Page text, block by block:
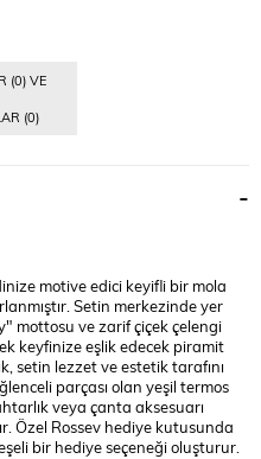
(0) VE
(0)
motive edici keyifli bir mola
Setin merkezinde yer
mottosu ve zarif çiçek çelengi
keyfinize eşlik edecek piramit
setin lezzet ve estetik tarafını
parçası olan yeşil termos
veya çanta aksesuarı
Özel Rossev hediye kutusunda
bir hediye seçeneği oluşturur.